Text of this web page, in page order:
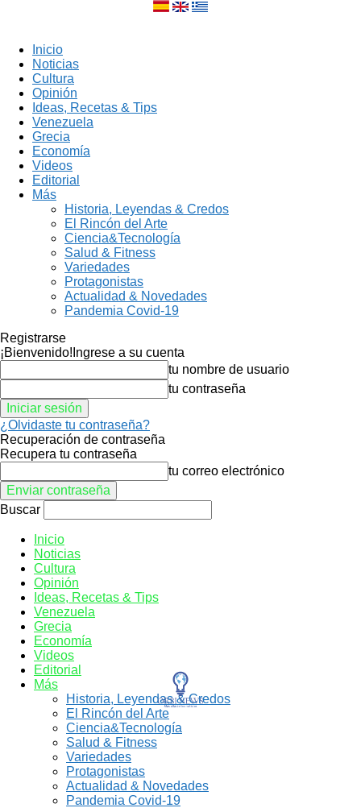
Inicio
Noticias
Cultura
Opinión
Ideas, Recetas & Tips
Venezuela
Grecia
Economía
Videos
Editorial
Más
Historia, Leyendas & Credos
El Rincón del Arte
Ciencia&Tecnología
Salud & Fitness
Variedades
Protagonistas
Actualidad & Novedades
Pandemia Covid-19
Registrarse
¡Bienvenido! Ingrese a su cuenta
tu nombre de usuario
tu contraseña
¿Olvidaste tu contraseña?
Recuperación de contraseña
Recupera tu contraseña
tu correo electrónico
Buscar
Inicio
Noticias
Cultura
Opinión
Ideas, Recetas & Tips
Venezuela
Grecia
Economía
Videos
Editorial
Más
Historia, Leyendas & Credos
El Rincón del Arte
Ciencia&Tecnología
Salud & Fitness
Variedades
Protagonistas
Actualidad & Novedades
Pandemia Covid-19